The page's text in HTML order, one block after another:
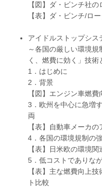
【図】ダ・ビンチ社
【表】ダ・ビンチ/ロ
アイドルストップシス
～各国の厳しい環境
く、燃費に効く」技術
1．はじめに
2．背景
【図】エンジン車燃
3．欧州を中心に急増
両
【表】自動車メーカ
4．各国の環境規制の
【表】日米欧の環境
5．低コストでありな
【表】主な燃費向上
ト比較